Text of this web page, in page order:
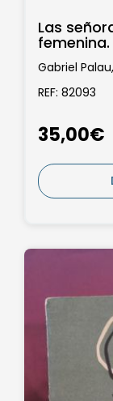
Las
femenina.
Gabriel
REF: 82093
35,00€